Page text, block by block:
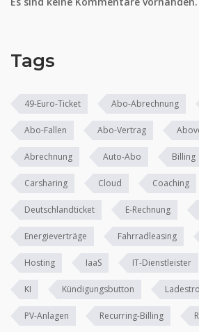
Tags
49-Euro-Ticket Abo-Abrechnung
Abo-Fallen Abo-Vertrag
Abrechnung Auto-Abo Billing
Carsharing Cloud Coaching
Deutschlandticket E-Rechnung
Energieverträge Fahrradleasing
Hosting IaaS IT-Dienstleister
KI Kündigungsbutton
PV-Anlagen Recurring-Billing